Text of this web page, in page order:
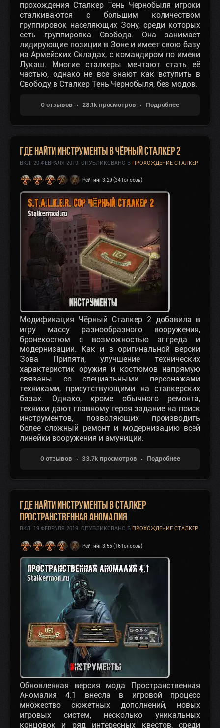
прохождения Сталкер Тень Чернобыля игроки
сталкиваются с большим количеством
группировок населяющих Зону, среди которых
есть группировка Свобода. Она занимает
лидирующие позиции в Зоне и имеет свою базу
на Армейских Складах, с командиром по имени
Лукаш. Многие сталкеры мечтают стать её
частью, однако не все знают как вступить в
Свободу в Сталкер Тень Чернобыля, без модов.
0 отзывов 28.1k просмотров Подробнее
Где найти инструменты в Чёрный Сталкер 2
ВКЛ. 20 ФЕВРАЛЯ 2019. ОПУБЛИКОВАНО В ПРОХОЖДЕНИЕ СТАЛКЕР
Рейтинг 3.29 (34 Голосов)
Модификация Чёрный Сталкер 2 добавила в
игру массу разнообразного вооружения,
бронекостюм с возможностью апгреда и
модернизации. Как и в оригинальной версии
Зова Припяти, улучшение технических
характеристик оружия и костюмов напрямую
связаны со специальными персонажами
техниками, присутствующими на сталкерских
базах. Однако, кроме обычного ремонта,
техники дают главному героя задание на поиск
инструментов, позволяющих производить
более сложный ремонт и модернизацию всей
линейки вооружения и амуниции.
0 отзывов 33.7k просмотров Подробнее
Где найти инструменты в Сталкер
Пространственная Аномалия
ВКЛ. 19 ФЕВРАЛЯ 2019. ОПУБЛИКОВАНО В ПРОХОЖДЕНИЕ СТАЛКЕР
Рейтинг 3.56 (16 Голосов)
Обновленная версия мода Пространственная
Аномалия 4.1 внесла в игровой процесс
множество сюжетных дополнений, новых
игровых систем, несколько уникальных
концовок и ряд интересных квестов, среди